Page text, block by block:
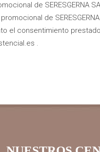
de SERESGERNA
de SERESGERNA
el consentimiento
.